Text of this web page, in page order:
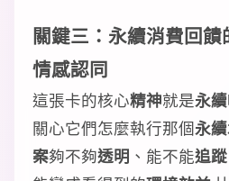
關鍵三：永續消費回
情感認同
這張卡的核心精神就是永續
關心它們怎麼執行那個永
案夠不夠透明 、能不能追蹤